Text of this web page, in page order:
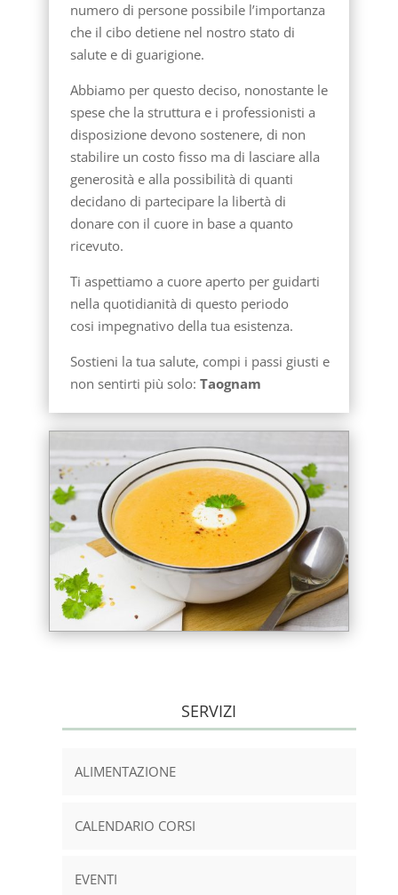
numero di persone possibile l’importanza
che il cibo detiene nel nostro stato di
salute e di guarigione.
Abbiamo per questo deciso, nonostante le
spese che la struttura e i professionisti a
disposizione devono sostenere, di non
stabilire un costo fisso ma di lasciare alla
generosità e alla possibilità di quanti
decidano di partecipare la libertà di
donare con il cuore in base a quanto
ricevuto.
Ti aspettiamo a cuore aperto per guidarti
nella quotidianità di questo periodo
cosi impegnativo della tua esistenza.
Sostieni la tua salute, compi i passi giusti e
non sentirti più solo: Taognam
SERVIZI
ALIMENTAZIONE
CALENDARIO CORSI
EVENTI